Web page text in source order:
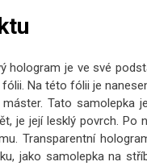
hologram je ve své
Na této fólii je
Tato samolepka
je její lesklý povrch. Po
Transparentní
jako samolepka na